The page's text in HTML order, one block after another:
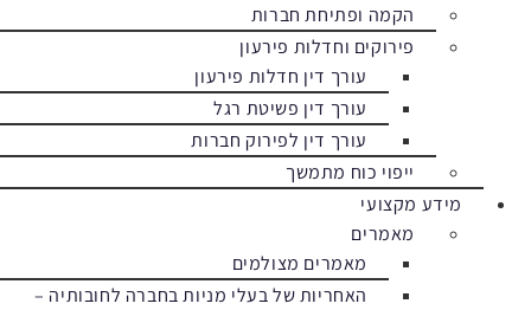
הקמה ופתיחת חברות
פירוקים וחדלות פירעון
עורך דין חדלות פירעון
עורך דין פשיטת רגל
עורך דין לפירוק חברות
ייפוי כוח מתמשך
מידע מקצועי
מאמרים
מאמרים מצולמים
האחריות של בעלי מניות בחברה לחובותיה –